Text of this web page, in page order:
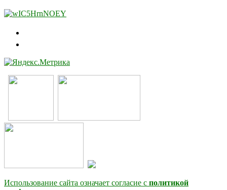
Использование сайта означает согласие с политикой